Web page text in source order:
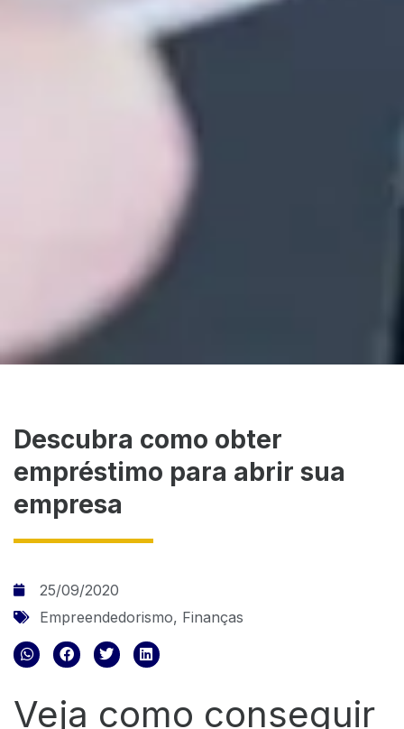
Descubra como obter
empréstimo para abrir sua
empresa
25/09/2020
Empreendedorismo, Finanças
Veja como conseguir